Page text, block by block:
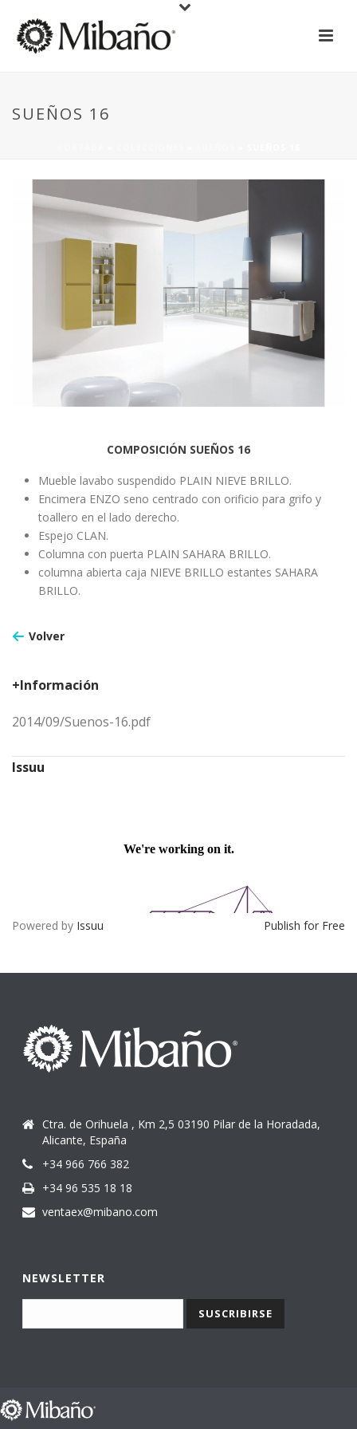
SUEÑOS 16
COMPOSICIÓN SUEÑOS 16
Mueble lavabo suspendido PLAIN NIEVE BRILLO.
Encimera ENZO seno centrado con orificio para grifo y
toallero en el lado derecho.
Espejo CLAN.
Columna con puerta PLAIN SAHARA BRILLO.
columna abierta caja NIEVE BRILLO estantes SAHARA
BRILLO.
Volver
+Información
2014/09/Suenos-16.pdf
Issuu
Powered by Issuu Publish for Free
Ctra. de Orihuela , Km 2,5 03190 Pilar de la Horadada,
Alicante, España
+34 966 766 382
+34 96 535 18 18
ventaex@mibano.com
NEWSLETTER